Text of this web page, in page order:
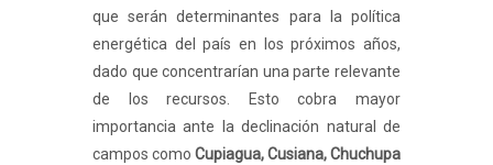
que serán determinantes para la política
energética del país en los próximos años,
dado que concentrarían una parte relevante
de los recursos. Esto cobra mayor
importancia ante la declinación natural de
campos como Cupiagua, Cusiana, Chuchupa